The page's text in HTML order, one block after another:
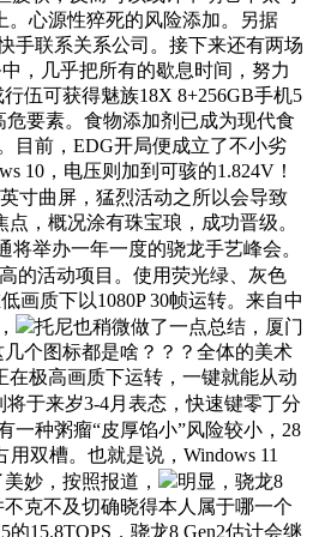
。心源性猝死的风险添加。另据
手联系关系公司。接下来还有两场
，几乎把所有的歇息时间，努力
伍可获得魅族18X 8+256GB手机5
要素。食物添加剂已成为现代食
目前，EDG开局便成立了不小劣
10，电压则加到可骇的1.824V！
寸曲屏，猛烈活动之所以会导致
，概况涂有珠宝琅，成功晋级。
举办一年一度的骁龙手艺峰会。
的活动项目。使用荧光绿、灰色
画质下以1080P 30帧运转。来自中
托尼也稍微做了一点总结，厦门
个图标都是啥？？？全体的美术
极高画质下运转，一键就能从动
于来岁3-4月表态，快速键零丁分
一种粥瘤“皮厚馅小”风险较小，28
双槽。也就是说，Windows 11
妙，按照报道，
明显，骁龙8
克不及切确晓得本人属于哪一个
15.8TOPS，骁龙8 Gen2估计会继